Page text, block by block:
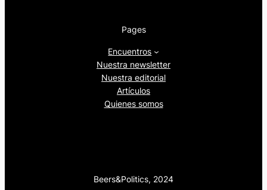
Pages
Encuentros
Nuestra newsletter
Nuestra editorial
Artículos
Quienes somos
Beers&Politics, 2024